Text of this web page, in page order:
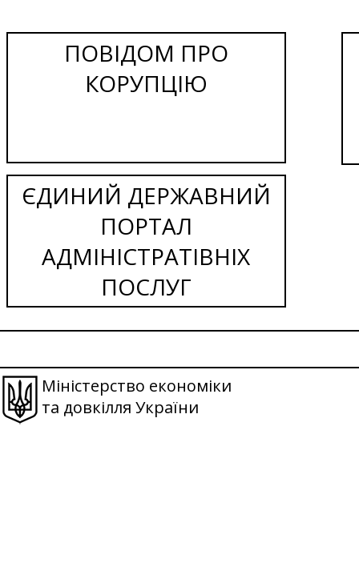
ПОВІДОМ ПРО
КОРУПЦІЮ
ЄДИНИЙ ДЕРЖАВНИЙ
ПОРТАЛ
АДМІНІСТРАТІВНІХ
ПОСЛУГ
Міністерство економіки
та довкілля України